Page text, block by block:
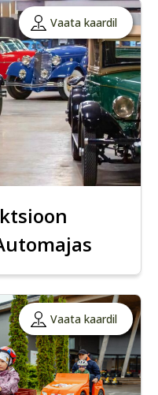
Vaata kaardil
Vaata kaardil